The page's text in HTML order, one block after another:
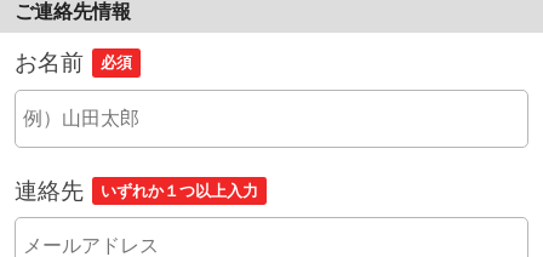
ご連絡先情報
お名前 必須
連絡先 いずれか１つ以上入力